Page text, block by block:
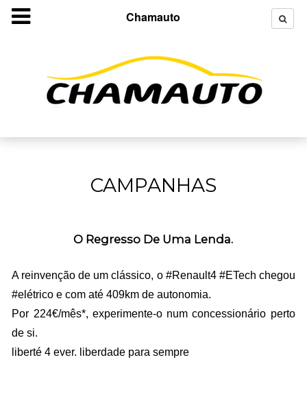
Chamauto
CAMPANHAS
O Regresso De Uma Lenda.
A reinvenção de um clássico, o #Renault4 #ETech chegou
#elétrico e com até 409km de autonomia.
Por 224€/mês*, experimente-o num concessionário perto
de si.
liberté 4 ever. liberdade para sempre